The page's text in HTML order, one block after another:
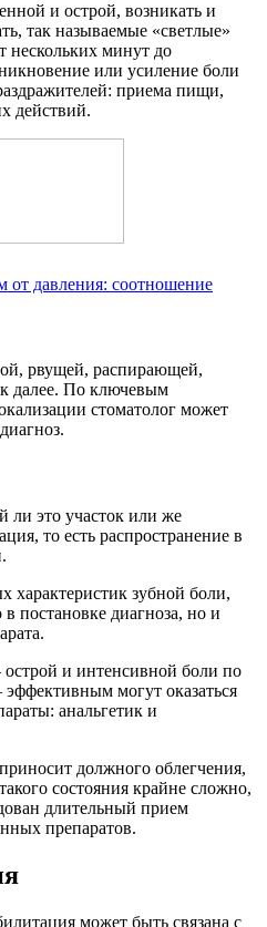
и острой, возникать и
так называемые «светлые»
нескольких минут до
или усиление боли
приема пищи,
действий.
от давления: соотношение
рвущей, распирающей,
далее. По ключевым
стоматолог может
ли это участок или же
то есть распространение в
характеристик зубной боли,
постановке диагноза, но и
и интенсивной боли по
могут оказаться
анальгетик и
должного облегчения,
состояния крайне сложно,
длительный прием
препаратов.
может быть связана с